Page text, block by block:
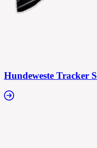
Hundeweste Tracker